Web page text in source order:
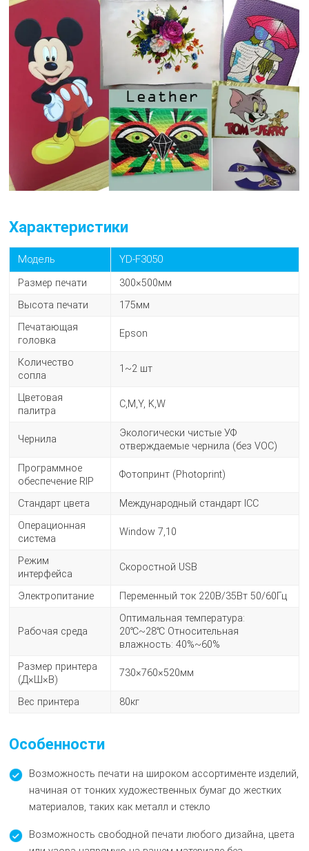
Характеристики
Модель YD-F3050
Размер печати
300×500мм
Высота печати
175мм
Печатающая
головка
Epson
Количество
сопла
1~2 шт
Цветовая
палитра
C,M,Y, K,W
Чернила
Экологически чистые УФ
отверждаемые чернила (без VOC)
Программное
обеспечение RIP
Фотопринт (Photoprint)
Стандарт цвета
Международный стандарт ICC
Операционная
система
Window 7,10
Режим
интерфейса
Скоростной USB
Электропитание Переменный ток 220В/35Вт 50/60Гц
Рабочая среда
Оптимальная температура:
20℃~28℃ Относительная
влажность: 40%~60%
Размер принтера
(Д×Ш×В)
730×760×520мм
Вес принтера 80кг
Особенности
Возможность печати на широком ассортименте изделий,
начиная от тонких художественных бумаг до жестких
материалов, таких как металл и стекло
Возможность свободной печати любого дизайна, цвета